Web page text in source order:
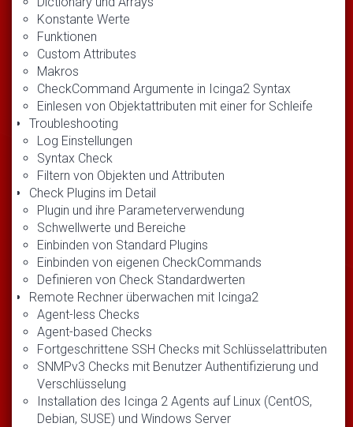
Konstante Werte
Funktionen
Custom Attributes
Makros
CheckCommand Argumente in Icinga2 Syntax
Einlesen von Objektattributen mit einer for Schleife
Troubleshooting
Log Einstellungen
Syntax Check
Filtern von Objekten und Attributen
Check Plugins im Detail
Plugin und ihre Parameterverwendung
Schwellwerte und Bereiche
Einbinden von Standard Plugins
Einbinden von eigenen CheckCommands
Definieren von Check Standardwerten
Remote Rechner überwachen mit Icinga2
Agent-less Checks
Agent-based Checks
Fortgeschrittene SSH Checks mit Schlüsselattributen
SNMPv3 Checks mit Benutzer Authentifizierung und
Verschlüsselung
Installation des Icinga 2 Agents auf Linux (CentOS,
Debian, SUSE) und Windows Server